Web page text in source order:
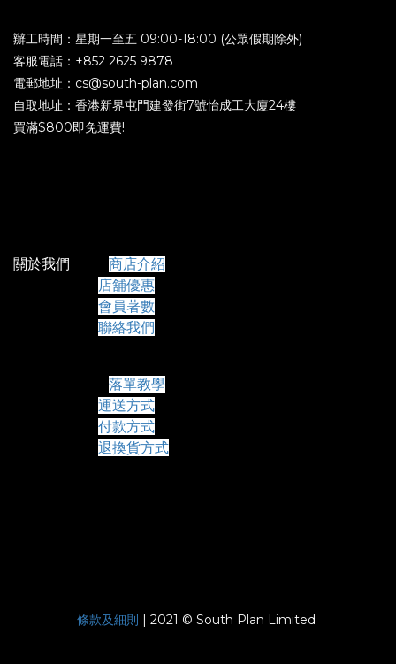
辦工時間：星期一至五 09:00-18:00 (公眾假期除外)
客服電話：+852 2625 9878
電郵地址：cs@south-plan.com
自取地址：香港新界屯門建發街7號怡成工大廈24樓
買滿$800即免運費!
關於我們 商店介紹
店舖優惠
會員著數
聯絡我們
落單教學
運送方式
付款方式
退換貨方式
條款及細則 | 2021 © South Plan Limited